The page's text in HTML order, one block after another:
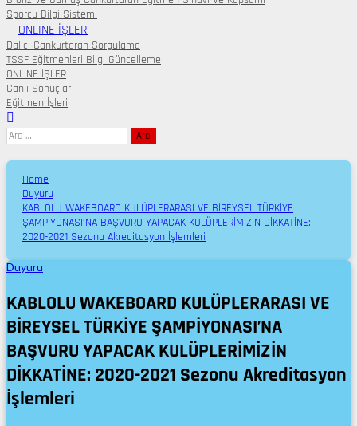
Sporcu Bilgi Sistemi
ONLINE İŞLER
Dalıcı-Cankurtaran Sorgulama
TSSF Eğitmenleri Bilgi Güncelleme
ONLINE İŞLER
Canlı Sonuçlar
Eğitmen İşleri
Arama:
Home
Duyuru
KABLOLU WAKEBOARD KULÜPLERARASI VE BİREYSEL TÜRKİYE
ŞAMPİYONASI’NA BAŞVURU YAPACAK KULÜPLERİMİZİN DİKKATİNE:
2020-2021 Sezonu Akreditasyon İşlemleri
Duyuru
KABLOLU WAKEBOARD KULÜPLERARASI VE
BİREYSEL TÜRKİYE ŞAMPİYONASI’NA
BAŞVURU YAPACAK KULÜPLERİMİZİN
DİKKATİNE: 2020-2021 Sezonu Akreditasyon
İşlemleri